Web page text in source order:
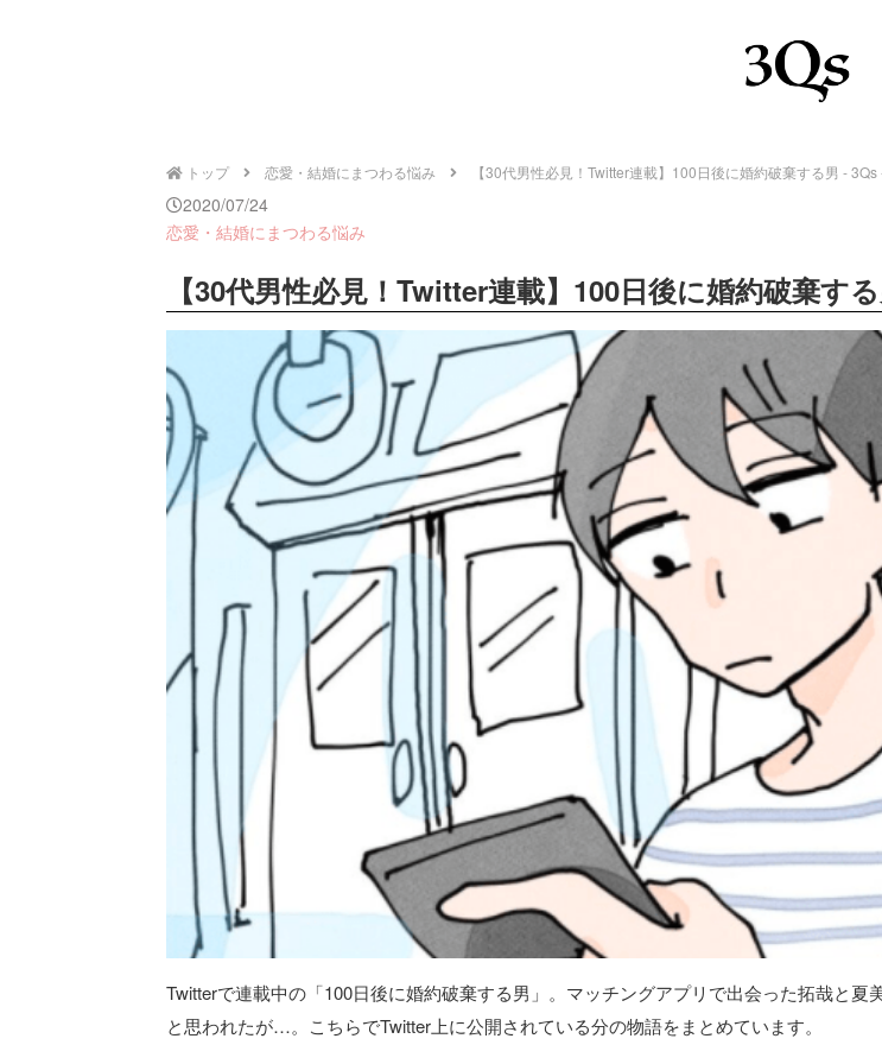
トップ 恋愛・結婚にまつわる悩み 【30代男性必見！Twitter連載】100日後に婚約破棄する男 -
2020/07/24
恋愛・結婚にまつわる悩み
【30代男性必見！Twitter連載】100日後に婚約破棄す
Twitterで連載中の「100日後に婚約破棄する男」。マッチングアプリで出会った拓哉と夏
と思われたが…。こちらでTwitter上に公開されている分の物語をまとめています。